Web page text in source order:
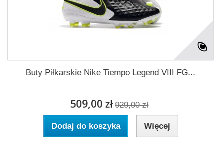
Buty Piłkarskie Nike Tiempo Legend VIII FG...
509,00 zł 929,00 zł
Dodaj do koszyka Więcej